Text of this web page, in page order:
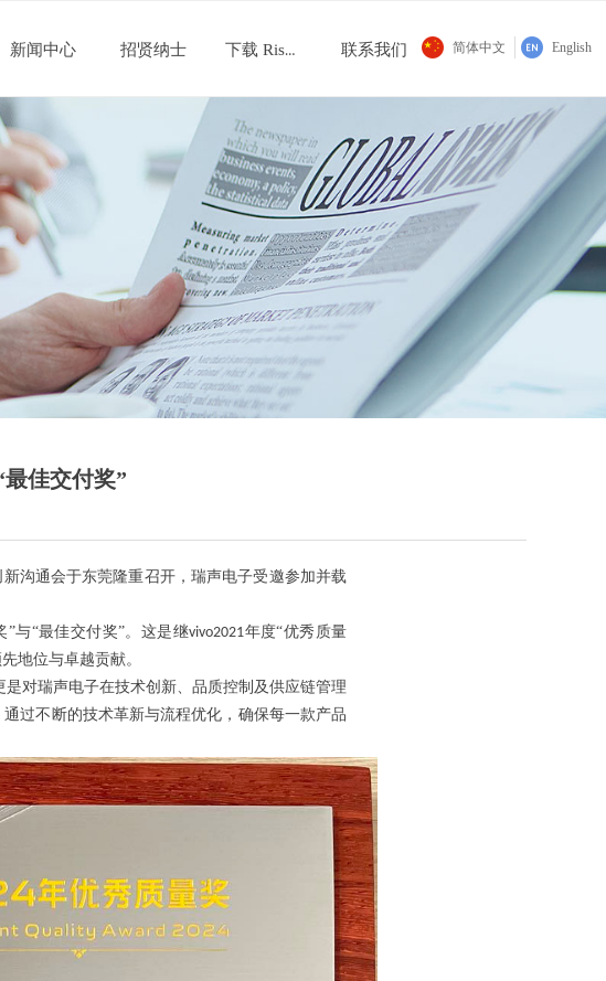
新闻中心 招贤纳士 下载 Risound Fit APP 联系我们 简体中文 English
佳交付奖”
沟通会于东莞隆重召开，瑞声电子受邀参加并载
”与“最佳交付奖”。这是继vivo2021年度“优秀质量
地位与卓越贡献。
是对瑞声电子在技术创新、品质控制及供应链管理
过不断的技术革新与流程优化，确保每一款产品